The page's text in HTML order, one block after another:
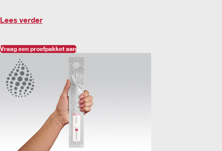
Lees verder
Vraag een proefpakket aan